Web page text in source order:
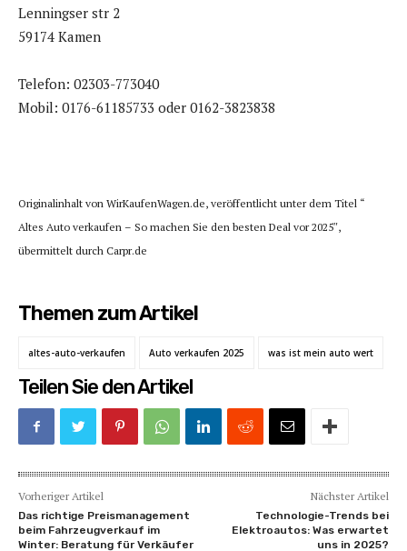
Lenningser str 2
59174 Kamen
Telefon: 02303-773040
Mobil: 0176-61185733 oder 0162-3823838
Originalinhalt von WirKaufenWagen.de, veröffentlicht unter dem Titel “
Altes Auto verkaufen – So machen Sie den besten Deal vor 2025″,
übermittelt durch Carpr.de
Themen zum Artikel
altes-auto-verkaufen Auto verkaufen 2025 was ist mein auto wert
Teilen Sie den Artikel
Vorheriger Artikel
Das richtige Preismanagement
beim Fahrzeugverkauf im
Winter: Beratung für Verkäufer
Nächster Artikel
Technologie-Trends bei
Elektroautos: Was erwartet
uns in 2025?